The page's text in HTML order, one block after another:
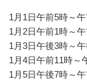
1月1日午前5時
1月2日午前1時～
1月3日午後3時～
1月4日午前11時
1月5日午後7時～